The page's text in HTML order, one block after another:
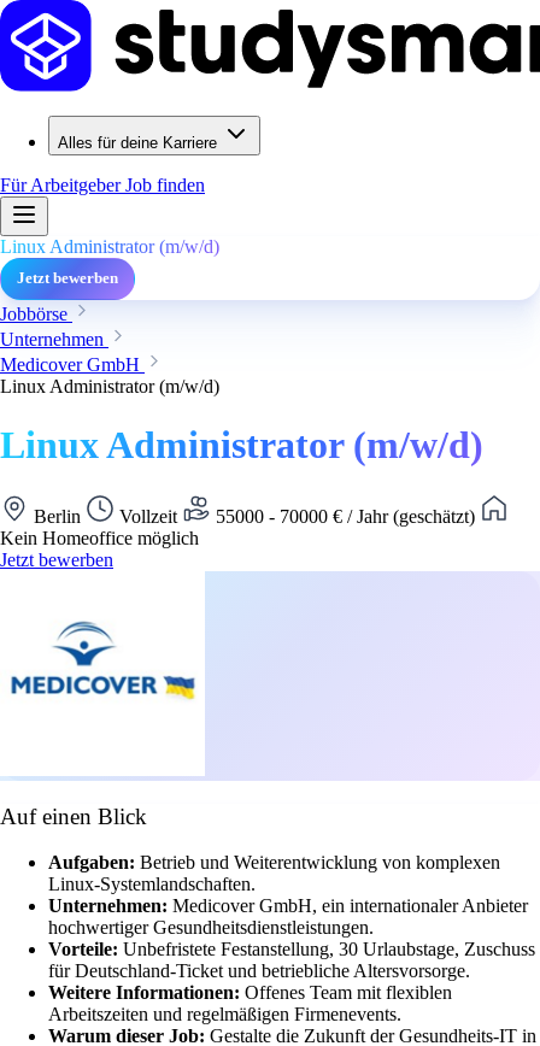
Alles für deine Karriere
Für ArbeitgeberJob finden
Linux Administrator (m/w/d)
Jetzt bewerben
Jobbörse
Unternehmen
Medicover GmbH
Linux Administrator (m/w/d)
Linux Administrator (m/w/d)
Berlin Vollzeit
55000 - 70000 € / Jahr (geschätzt)
Kein Homeoffice möglich
Jetzt bewerben
Auf einen Blick
Aufgaben: Betrieb und Weiterentwicklung von komplexen
Linux-Systemlandschaften.
Unternehmen: Medicover GmbH, ein internationaler Anbieter
hochwertiger Gesundheitsdienstleistungen.
Vorteile: Unbefristete Festanstellung, 30 Urlaubstage, Zuschuss
für Deutschland-Ticket und betriebliche Altersvorsorge.
Weitere Informationen: Offenes Team mit flexiblen
Arbeitszeiten und regelmäßigen Firmenevents.
Warum dieser Job: Gestalte die Zukunft der Gesundheits-IT in